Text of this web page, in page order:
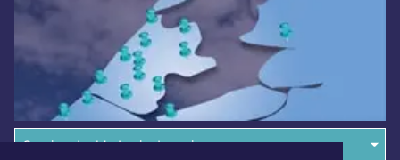
Overige dagbladen in de regio